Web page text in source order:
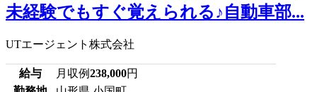
未経験でもすぐ覚えられる♪自動車部...
UTエージェント株式会社
給与 月収例238,000円